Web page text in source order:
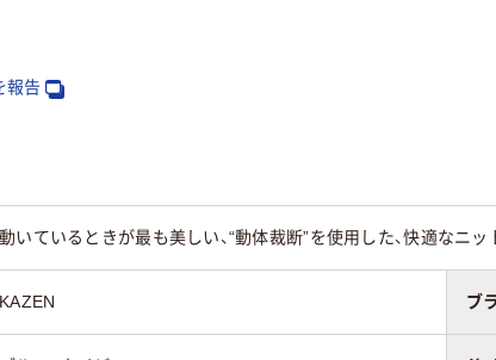
ル100%
報告
動いているときが最も美しい、“動体裁断”を使用した、快適なニッ
KAZEN ブ